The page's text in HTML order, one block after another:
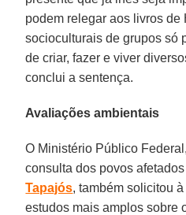
podem relegar aos livros de
socioculturais de grupos só
de criar, fazer e viver
conclui a sentença.
Avaliações ambientais
O Ministério Público
consulta dos povos
Tapajós, também solicitou
estudos mais amplos sobre